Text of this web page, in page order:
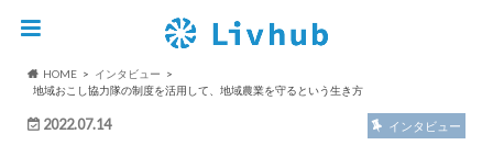
HOME
インタビュー
地域おこし協力隊の制度を活用して、地域農業を守るという生き方
2022.07.14 インタビュー